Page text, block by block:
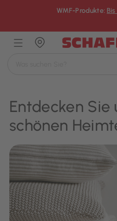
WMF-Produkte:
Entdecken Sie
schönen